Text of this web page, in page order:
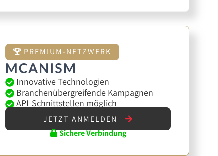
PREMIUM-NETZWERK
Innovative Technologien
Branchenübergreifende Kampagnen
API-Schnittstellen möglich
JETZT ANMELDEN
Sichere Verbindung